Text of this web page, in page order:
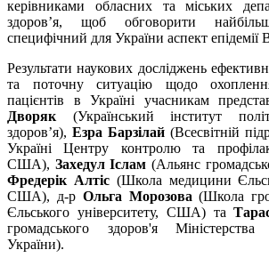
керівниками обласних та міських
здоров’я, щоб обговорити
специфічний для України аспект епідемії
Результати наукових досліджень
та поточну ситуацію щодо
пацієнтів в Україні учасникам
Дворяк (Український інститут
здоров’я), Езра Барзілай (Всесвітній
Україні Центру контролю та
США), Захедул Іслам (Альянс
Фредерік Алтіс(Школа медицини
США), д-р Ольга Морозова (Школа
Єльського університету, США) та
громадського здоров'я
України).